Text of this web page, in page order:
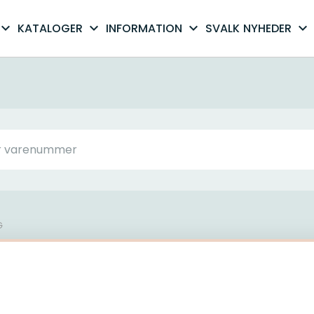
expand_more KATALOGER expand_more INFORMATION expand_more SVALK NYHEDER expand_more